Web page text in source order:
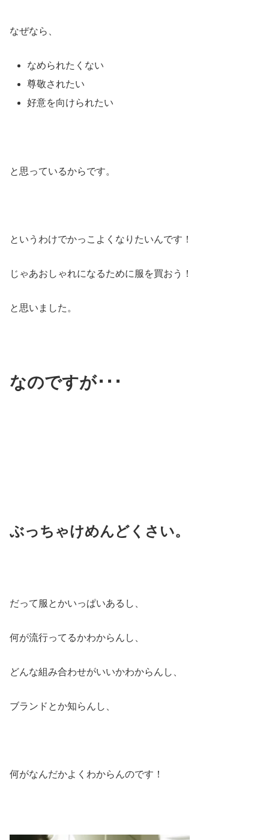
なぜなら、
なめられたくない
尊敬されたい
好意を向けられたい
と思っているからです。
というわけでかっこよくなりたいんです！
じゃあおしゃれになるために服を買おう！
と思いました。
なのですが･･･
ぶっちゃけめんどくさい。
だって服とかいっぱいあるし、
何が流行ってるかわからんし、
どんな組み合わせがいいかわからんし、
ブランドとか知らんし、
何がなんだかよくわからんのです！